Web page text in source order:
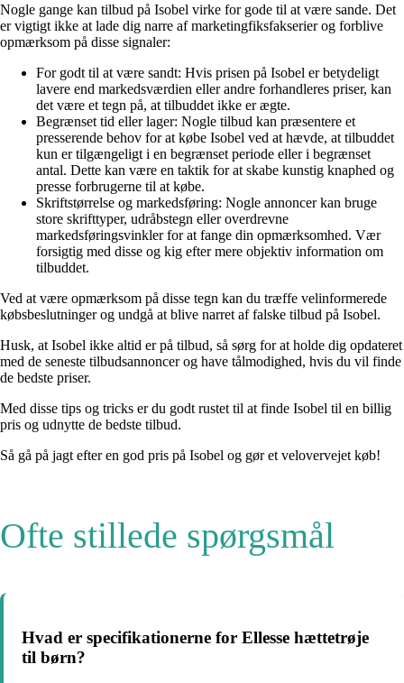
Nogle gange kan tilbud på Isobel virke for gode til at være sande. Det
er vigtigt ikke at lade dig narre af marketingfiksfakserier og forblive
opmærksom på disse signaler:
For godt til at være sandt: Hvis prisen på Isobel er betydeligt
lavere end markedsværdien eller andre forhandleres priser, kan
det være et tegn på, at tilbuddet ikke er ægte.
Begrænset tid eller lager: Nogle tilbud kan præsentere et
presserende behov for at købe Isobel ved at hævde, at tilbuddet
kun er tilgængeligt i en begrænset periode eller i begrænset
antal. Dette kan være en taktik for at skabe kunstig knaphed og
presse forbrugerne til at købe.
Skriftstørrelse og markedsføring: Nogle annoncer kan bruge
store skrifttyper, udråbstegn eller overdrevne
markedsføringsvinkler for at fange din opmærksomhed. Vær
forsigtig med disse og kig efter mere objektiv information om
tilbuddet.
Ved at være opmærksom på disse tegn kan du træffe velinformerede
købsbeslutninger og undgå at blive narret af falske tilbud på Isobel.
Husk, at Isobel ikke altid er på tilbud, så sørg for at holde dig opdateret
med de seneste tilbudsannoncer og have tålmodighed, hvis du vil finde
de bedste priser.
Med disse tips og tricks er du godt rustet til at finde Isobel til en billig
pris og udnytte de bedste tilbud.
Så gå på jagt efter en god pris på Isobel og gør et velovervejet køb!
Ofte stillede spørgsmål
Hvad er specifikationerne for Ellesse hættetrøje
til børn?